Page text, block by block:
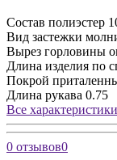
Состав полиэстер
Вид застежки
Вырез горловины
Длина изделия по
Покрой
Длина рукава 0.75
Все характеристики
0 отзывов0